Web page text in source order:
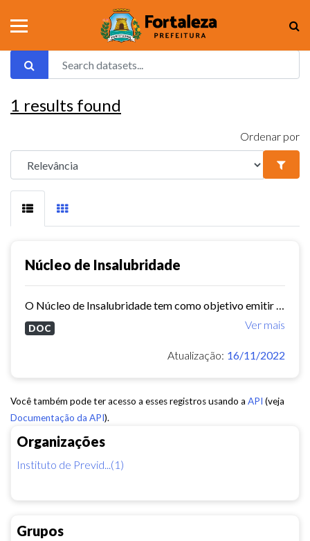
Organizações
Instituto de Previd...(1)
Grupos
1 results found
Ordenar por
Núcleo de Insalubridade
Ver mais
DOC
Atualização: 16/11/2022
Você também pode ter acesso a esses registros usando a API (veja
Documentação da API).